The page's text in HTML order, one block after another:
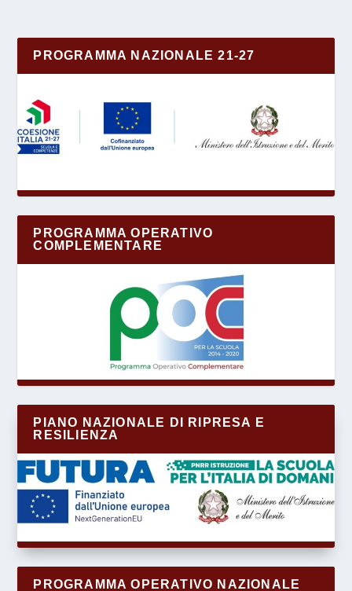
PROGRAMMA NAZIONALE 21-27
PROGRAMMA OPERATIVO
COMPLEMENTARE
PIANO NAZIONALE DI RIPRESA E
RESILIENZA
PROGRAMMA OPERATIVO NAZIONALE